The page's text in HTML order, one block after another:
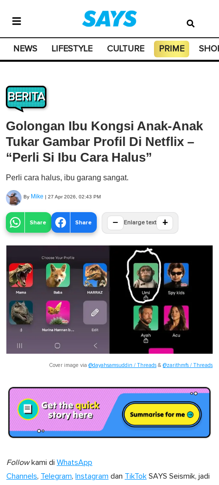
NEWS LIFESTYLE CULTURE PRIME
BERITA
Golongan Ibu Kongsi Anak-Anak
Tukar Gambar Profil Di Netflix –
“Perli Si Ibu Cara Halus”
Perli cara halus, ibu garang sangat.
By Mike | 27 Apr 2026, 02:43 PM
Share Share − Enlarge text +
Cover image via @dayahsamsuddin / Threads & @zarithmfs / Threads
Followkami di WhatsApp
Channels, Telegram, Instagram dan TikTok SAYS Seismik, jadi